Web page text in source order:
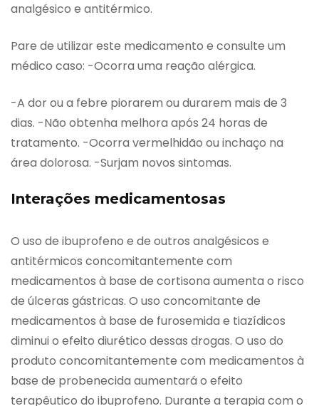
analgésico e antitérmico.
Pare de utilizar este medicamento e consulte um
médico caso: -Ocorra uma reação alérgica.
-A dor ou a febre piorarem ou durarem mais de 3
dias. -Não obtenha melhora após 24 horas de
tratamento. -Ocorra vermelhidão ou inchaço na
área dolorosa. -Surjam novos sintomas.
Interações medicamentosas
O uso de ibuprofeno e de outros analgésicos e
antitérmicos concomitantemente com
medicamentos à base de cortisona aumenta o risco
de úlceras gástricas. O uso concomitante de
medicamentos à base de furosemida e tiazídicos
diminui o efeito diurético dessas drogas. O uso do
produto concomitantemente com medicamentos à
base de probenecida aumentará o efeito
terapêutico do ibuprofeno. Durante a terapia com o